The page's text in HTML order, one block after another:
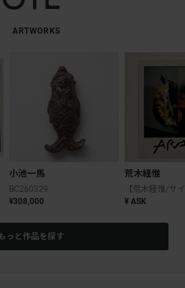
ARTWORKS
小池一馬
BC260329
¥308,000
荒木経惟
¥ ASK
っと作品を探す